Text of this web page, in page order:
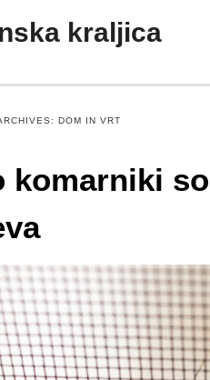
kraljica
DOM IN VRT
komarniki